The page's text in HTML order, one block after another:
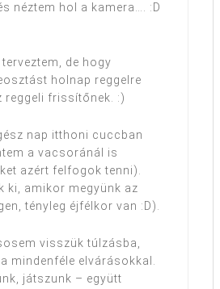
néztem hol a kamera…. :D
de hogy
holnap reggelre
reggeli frissítőnek. :)
nap itthoni cuccban
a vacsoránál is
azért felfogok tenni).
ki, amikor megyünk az
tényleg éjfélkor van :D).
visszük túlzásba,
mindenféle elvárásokkal.
játszunk – együtt